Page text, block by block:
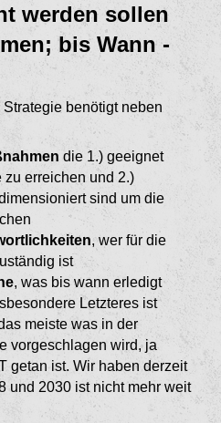
werden sollen
bis Wann -
benötigt neben
die 1.) geeignet
erreichen und 2.)
sind um die
, wer für die
ist
, was bis wann erledigt
Letzteres ist
meiste was in der
vorge­schlagen wird, ja
getan ist. Wir haben derzeit
und 2030 ist nicht mehr weit